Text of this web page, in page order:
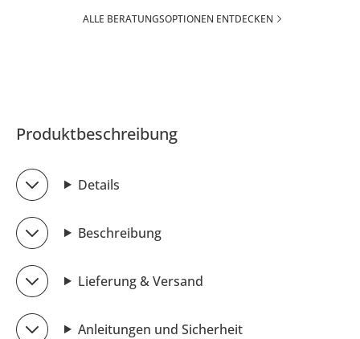
ALLE BERATUNGSOPTIONEN ENTDECKEN
Produktbeschreibung
Details
Beschreibung
Lieferung & Versand
Anleitungen und Sicherheit